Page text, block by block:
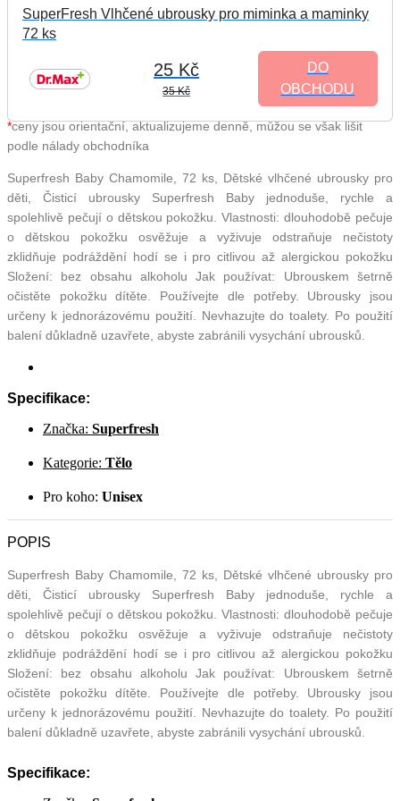
SuperFresh Vlhčené ubrousky pro miminka a maminky
72 ks
25 Kč
35 Kč
DO
OBCHODU
*ceny jsou orientační, aktualizujeme denně, můžou se však lišit
podle nálady obchodníka
Superfresh Baby Chamomile, 72 ks, Dětské vlhčené ubrousky pro
děti, Čisticí ubrousky Superfresh Baby jednoduše, rychle a
spolehlivě pečují o dětskou pokožku. Vlastnosti: dlouhodobě pečuje
o dětskou pokožku osvěžuje a vyživuje odstraňuje nečistoty
zklidňuje podráždění hodí se i pro citlivou až alergickou pokožku
Složení: bez obsahu alkoholu Jak používat: Ubrouskem šetrně
očistěte pokožku dítěte. Používejte dle potřeby. Ubrousky jsou
určeny k jednorázovému použití. Nevhazujte do toalety. Po použití
balení důkladně uzavřete, abyste zabránili vysychání ubrousků.
Specifikace:
Značka: Superfresh
Kategorie: Tělo
Pro koho: Unisex
POPIS
Superfresh Baby Chamomile, 72 ks, Dětské vlhčené ubrousky pro
děti, Čisticí ubrousky Superfresh Baby jednoduše, rychle a
spolehlivě pečují o dětskou pokožku. Vlastnosti: dlouhodobě pečuje
o dětskou pokožku osvěžuje a vyživuje odstraňuje nečistoty
zklidňuje podráždění hodí se i pro citlivou až alergickou pokožku
Složení: bez obsahu alkoholu Jak používat: Ubrouskem šetrně
očistěte pokožku dítěte. Používejte dle potřeby. Ubrousky jsou
určeny k jednorázovému použití. Nevhazujte do toalety. Po použití
balení důkladně uzavřete, abyste zabránili vysychání ubrousků.
Specifikace: